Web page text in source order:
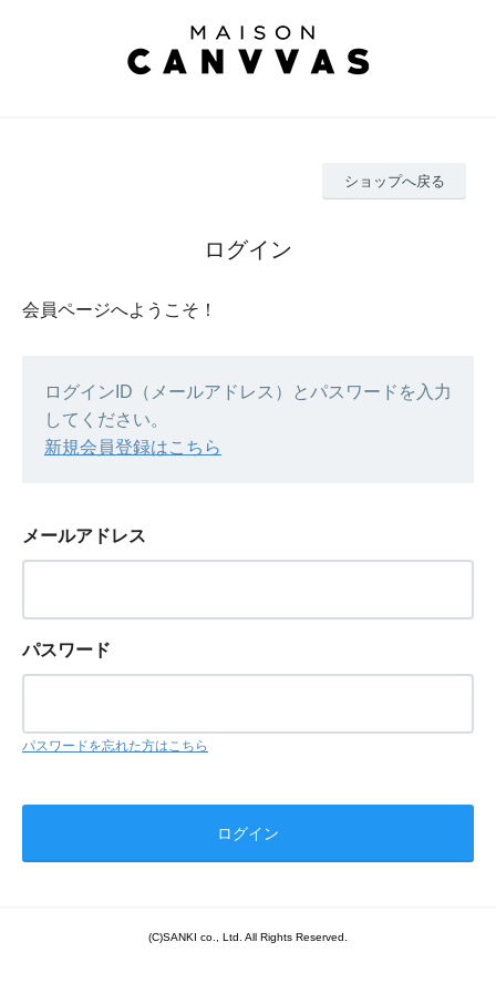
ショップへ戻る
ログイン
会員ページへようこそ！
ログインID（メールアドレス）とパスワードを入力
してください。
新規会員登録はこちら
メールアドレス
パスワード
パスワードを忘れた方はこちら
(C)SANKI co., Ltd. All Rights Reserved.